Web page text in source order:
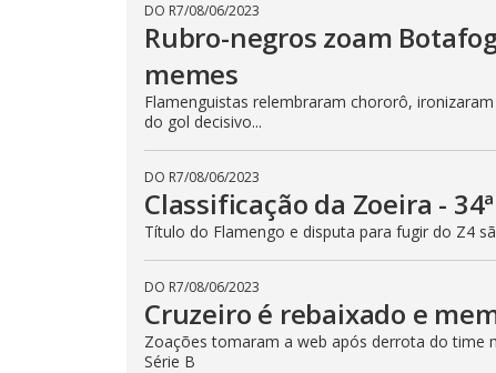
DO R7/08/06/2023
Rubro-negros zoam
memes
Flamenguistas relembraram chororô,
do gol decisivo...
DO R7/08/06/2023
Classificação da Zoeira -
Título do Flamengo e disputa para fugir do Z4
DO R7/08/06/2023
Cruzeiro é rebaixado e
Zoações tomaram a web após derrota do time
Série B